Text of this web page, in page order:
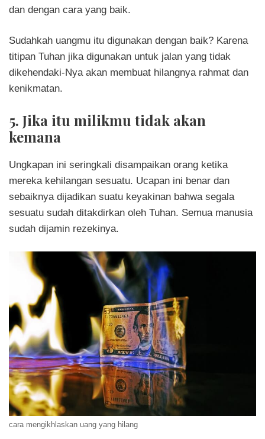
dan dengan cara yang baik.
Sudahkah uangmu itu digunakan dengan baik? Karena
titipan Tuhan jika digunakan untuk jalan yang tidak
dikehendaki-Nya akan membuat hilangnya rahmat dan
kenikmatan.
5. Jika itu milikmu tidak akan
kemana
Ungkapan ini seringkali disampaikan orang ketika
mereka kehilangan sesuatu. Ucapan ini benar dan
sebaiknya dijadikan suatu keyakinan bahwa segala
sesuatu sudah ditakdirkan oleh Tuhan. Semua manusia
sudah dijamin rezekinya.
cara mengikhlaskan uang yang hilang